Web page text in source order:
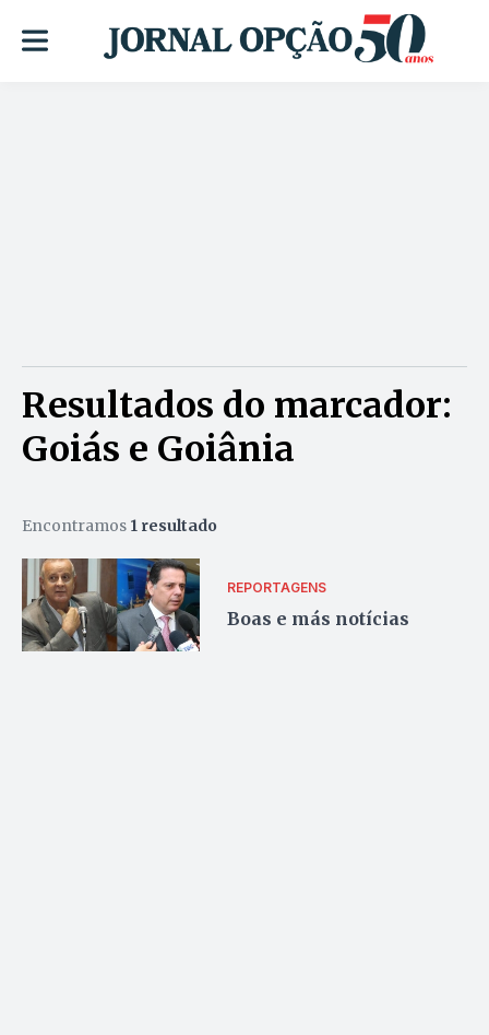
Resultados do marcador:
Goiás e Goiânia
Encontramos 1 resultado
REPORTAGENS
Boas e más notícias